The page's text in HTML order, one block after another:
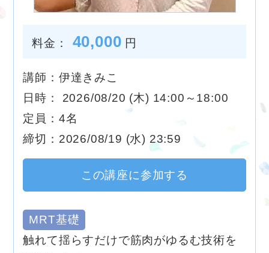
料金： 40,000 円
講師：伊達きみこ
日時： 2026/08/20 (木) 14:00～18:00
定員：4名
締切：2026/08/19 (水) 23:59
この講座に参加する
MRT基礎
触れて揺らすだけで筋肉がゆるむ技術を